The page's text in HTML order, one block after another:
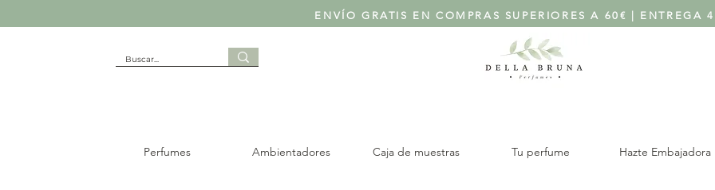
ENVÍO GRATIS EN COMPRAS SUPERIORES A 60€ | ENTREGA
Perfumes Ambientadores Caja de muestras Tu perfume Hazte Embajadora